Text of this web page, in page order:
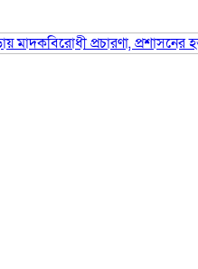
মাদকবিরোধী প্রচারণা, প্রশাসনের